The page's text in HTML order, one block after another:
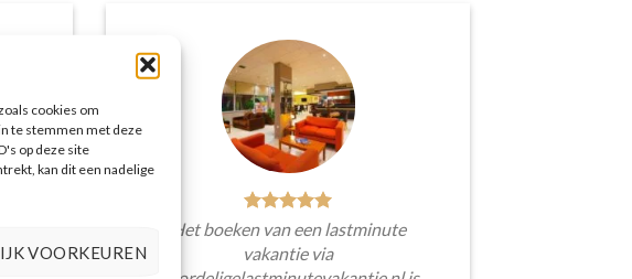
cookies om
te stemmen met deze
op deze site
kan dit een nadelige
VOORKEUREN
erg
Het boeken van een lastminute
vakantie via